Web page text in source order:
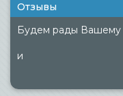
Отзывы
Будем рады Вашему
и